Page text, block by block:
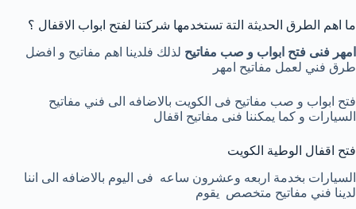
ما اهم الطرق الحديثة التة تستخدمها شركتنا لفتح ابواب الاقفال ؟
امهر فنى فتح ابواب و صب مفاتيح لذلك فلدينا اهم مفاتيح و افضل
طرق فني لعمل مفاتيح امهر
فتح ابواب و صب مفاتيح فى الكويت بالاضافه الى فني مفاتيح
السيارات و كما يمكننا فنى مفاتيح اقفال
فتح اقفال الوطية الكويت
السيارات بخدمة اربعه وعشرون ساعه فى اليوم بالاضافه الى اننا
لدينا فني مفاتيح متخصص يقوم